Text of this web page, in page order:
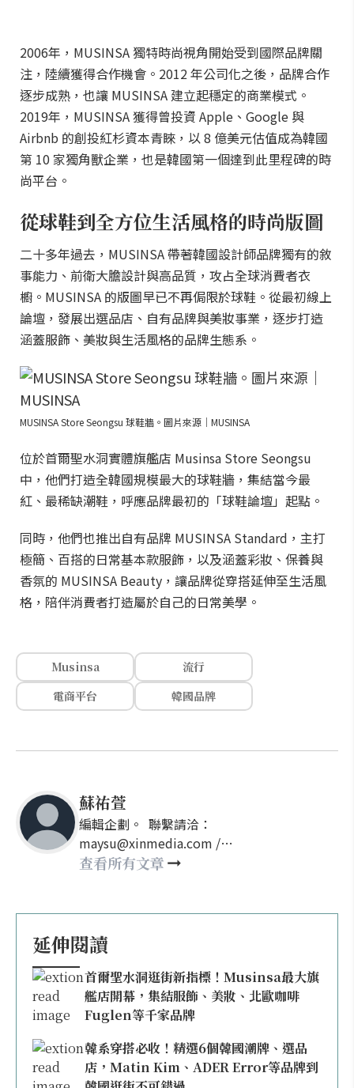
2006年，MUSINSA 獨特時尚視角開始受到國際品牌關
注，陸續獲得合作機會。2012 年公司化之後，品牌合作
逐步成熟，也讓 MUSINSA 建立起穩定的商業模式。
2019年，MUSINSA 獲得曾投資 Apple、Google 與
Airbnb 的創投紅杉資本青睞，以 8 億美元估值成為韓國
第 10 家獨角獸企業，也是韓國第一個達到此里程碑的時
尚平台。
從球鞋到全方位生活風格的時尚版圖
二十多年過去，MUSINSA 帶著韓國設計師品牌獨有的敘
事能力、前衛大膽設計與高品質，攻占全球消費者衣
櫥。MUSINSA 的版圖早已不再侷限於球鞋。從最初線上
論壇，發展出選品店、自有品牌與美妝事業，逐步打造
涵蓋服飾、美妝與生活風格的品牌生態系。
MUSINSA Store Seongsu 球鞋牆。圖片來源｜MUSINSA
位於首爾聖水洞實體旗艦店 Musinsa Store Seongsu
中，他們打造全韓國規模最大的球鞋牆，集結當今最
紅、最稀缺潮鞋，呼應品牌最初的「球鞋論壇」起點。
同時，他們也推出自有品牌 MUSINSA Standard，主打
極簡、百搭的日常基本款服飾，以及涵蓋彩妝、保養與
香氛的 MUSINSA Beauty，讓品牌從穿搭延伸至生活風
格，陪伴消費者打造屬於自己的日常美學。
Musinsa
流行
電商平台
韓國品牌
蘇祐萱
編輯企劃。 聯繫請洽：
maysu@xinmedia.com /
may860527@gmail.com
查看所有文章
延伸閱讀
首爾聖水洞逛街新指標！Musinsa最大旗
艦店開幕，集結服飾、美妝、北歐咖啡
Fuglen等千家品牌
韓系穿搭必收！精選6個韓國潮牌、選品
店，Matin Kim、ADER Error等品牌到